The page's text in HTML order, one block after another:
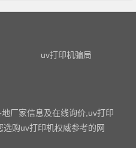
uv打印机骗局
厂家信息及在线询价,uv打印
购uv打印机权威参考的网